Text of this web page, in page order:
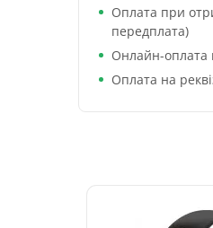
Оплата при
передплата)
Онлайн-оплата
Оплата на